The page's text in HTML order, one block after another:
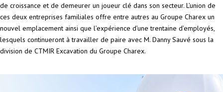
de croissance et de demeurer un joueur clé dans son secteur. L’union de
ces deux entreprises familiales offre entre autres au Groupe Charex un
nouvel emplacement ainsi que l’expérience d’une trentaine d’employés,
lesquels continueront à travailler de paire avec M. Danny Sauvé sous la
division de CTMIR Excavation du Groupe Charex.